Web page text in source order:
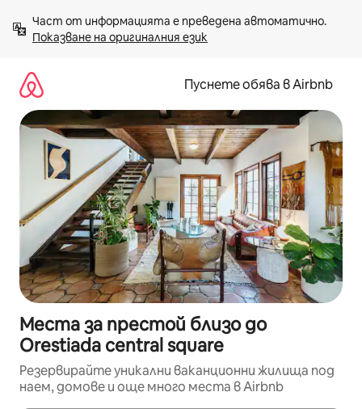
към
съдържанието
Показване на оригиналния език
Пуснете обява в Airbnb
Места за престой близо до
Orestiada central square
Резервирайте уникални ваканционни жилища под
наем, домове и още много места в Airbnb